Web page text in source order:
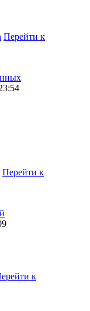
Перейти к
Перейти к
к